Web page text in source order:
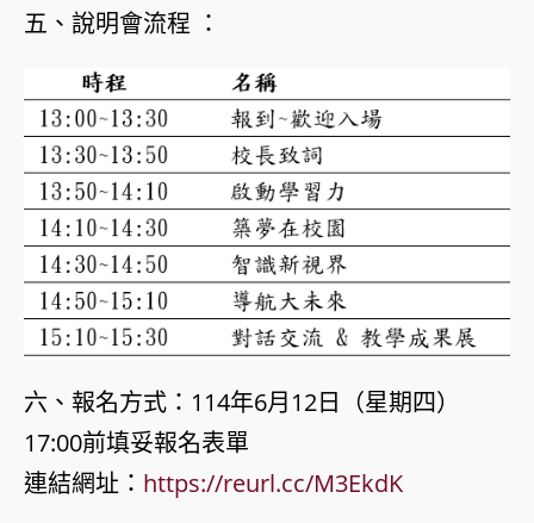
五、說明會流程 ：
六、報名方式：114年6月12日（星期四）
17:00前填妥報名表單
連結網址： https://reurl.cc/M3EkdK